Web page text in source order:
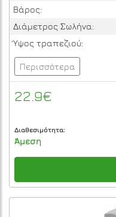
Βάρος:
Διάμετρος Σωλήνα:
Ύψος τραπεζιού:
Περισσότερα
22.9€
Διαθεσιμότητα:
Άμεση